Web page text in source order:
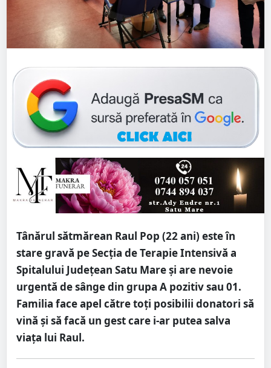
Tânărul sătmărean Raul Pop (22 ani) este în
stare gravă pe Secția de Terapie Intensivă a
Spitalului Județean Satu Mare și are nevoie
urgentă de sânge din grupa A pozitiv sau 01.
Familia face apel către toți posibilii donatori să
vină și să facă un gest care i-ar putea salva
viața lui Raul.